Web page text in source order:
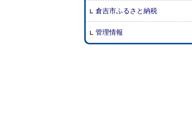
倉吉市ふるさと納税
管理情報